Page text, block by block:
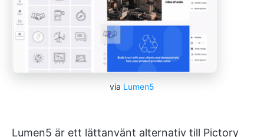
via Lumen5
Lumen5 är ett lättanvänt alternativ till Pictory